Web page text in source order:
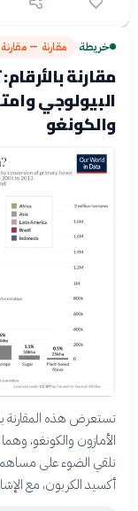
خريطة› مقارنة — مقارنة
مقارنة
البيولوجي
والكونغو
تستعرض هذه المقارنة
الأمازون والكونغو،
نلقي الضوء على
أكسيد الكربون، مع